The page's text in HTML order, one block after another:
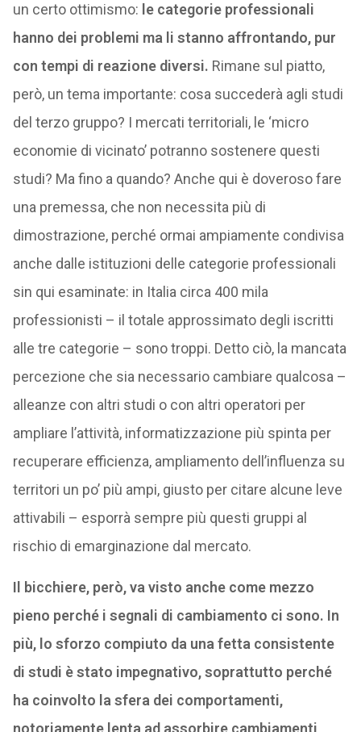
un certo ottimismo: le categorie professionali
hanno dei problemi ma li stanno affrontando, pur
con tempi di reazione diversi. Rimane sul piatto,
però, un tema importante: cosa succederà agli studi
del terzo gruppo? I mercati territoriali, le ‘micro
economie di vicinato’ potranno sostenere questi
studi? Ma fino a quando? Anche qui è doveroso fare
una premessa, che non necessita più di
dimostrazione, perché ormai ampiamente condivisa
anche dalle istituzioni delle categorie professionali
sin qui esaminate: in Italia circa 400 mila
professionisti – il totale approssimato degli iscritti
alle tre categorie – sono troppi. Detto ciò, la mancata
percezione che sia necessario cambiare qualcosa –
alleanze con altri studi o con altri operatori per
ampliare l’attività, informatizzazione più spinta per
recuperare efficienza, ampliamento dell’influenza su
territori un po’ più ampi, giusto per citare alcune leve
attivabili – esporrà sempre più questi gruppi al
rischio di emarginazione dal mercato.
Il bicchiere, però, va visto anche come mezzo
pieno perché i segnali di cambiamento ci sono. In
più, lo sforzo compiuto da una fetta consistente
di studi è stato impegnativo, soprattutto perché
ha coinvolto la sfera dei comportamenti,
notoriamente lenta ad assorbire cambiamenti